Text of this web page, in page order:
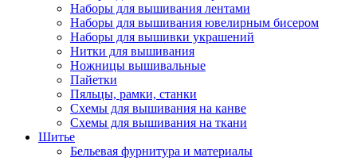
Наборы для вышивания лентами
Наборы для вышивания ювелирным бисером
Наборы для вышивки украшений
Нитки для вышивания
Ножницы вышивальные
Пайетки
Пяльцы, рамки, станки
Схемы для вышивания на канве
Схемы для вышивания на ткани
Шитье
Бельевая фурнитура и материалы